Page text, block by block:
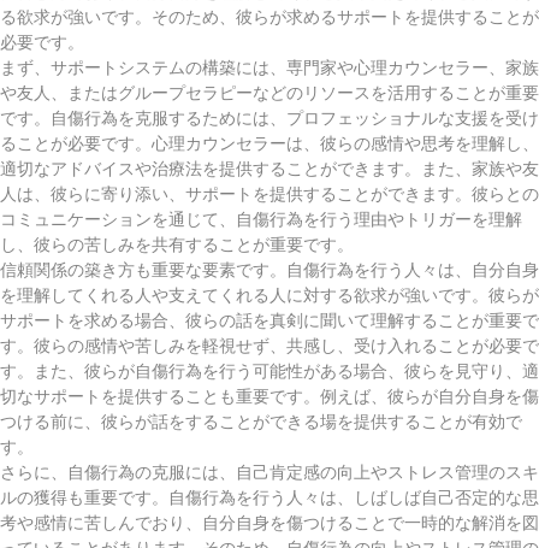
る欲求が強いです。そのため、彼らが求めるサポートを提供することが
必要です。
まず、サポートシステムの構築には、専門家や心理カウンセラー、家族
や友人、またはグループセラピーなどのリソースを活用することが重要
です。自傷行為を克服するためには、プロフェッショナルな支援を受け
ることが必要です。心理カウンセラーは、彼らの感情や思考を理解し、
適切なアドバイスや治療法を提供することができます。また、家族や友
人は、彼らに寄り添い、サポートを提供することができます。彼らとの
コミュニケーションを通じて、自傷行為を行う理由やトリガーを理解
し、彼らの苦しみを共有することが重要です。
信頼関係の築き方も重要な要素です。自傷行為を行う人々は、自分自身
を理解してくれる人や支えてくれる人に対する欲求が強いです。彼らが
サポートを求める場合、彼らの話を真剣に聞いて理解することが重要で
す。彼らの感情や苦しみを軽視せず、共感し、受け入れることが必要で
す。また、彼らが自傷行為を行う可能性がある場合、彼らを見守り、適
切なサポートを提供することも重要です。例えば、彼らが自分自身を傷
つける前に、彼らが話をすることができる場を提供することが有効で
す。
さらに、自傷行為の克服には、自己肯定感の向上やストレス管理のスキ
ルの獲得も重要です。自傷行為を行う人々は、しばしば自己否定的な思
考や感情に苦しんでおり、自分自身を傷つけることで一時的な解消を図